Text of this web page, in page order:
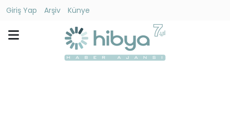
Giriş Yap Arşiv
Künye